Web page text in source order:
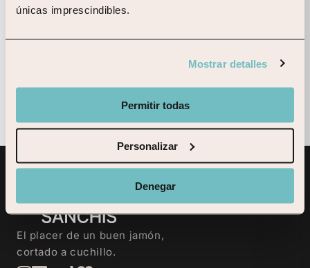
únicas imprescindibles.
Mostrar detalles
Permitir todas
Personalizar
Denegar
3
INFORMACIÓN DE
El placer de un buen jamón,
cortado a cuchillo.